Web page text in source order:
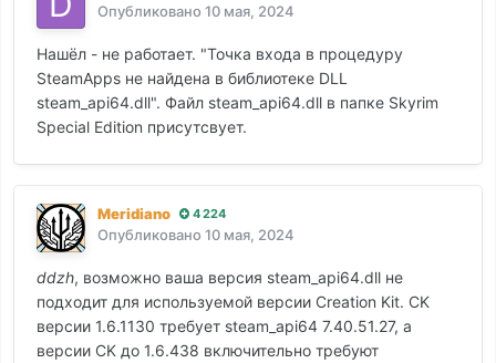
Опубликовано 10 мая, 2024
Нашёл - не работает. "Точка входа в процедуру
SteamApps не найдена в библиотеке DLL
steam_api64.dll". Файл steam_api64.dll в папке Skyrim
Special Edition присутсвует.
Meridiano 4 224
Опубликовано 10 мая, 2024
ddzh, возможно ваша версия steam_api64.dll не
подходит для используемой версии Creation Kit. CK
версии 1.6.1130 требует steam_api64 7.40.51.27, а
версии CK до 1.6.438 включительно требуют